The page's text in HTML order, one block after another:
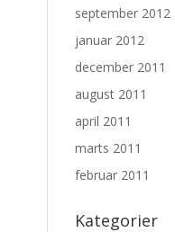
september 2012
januar 2012
december 2011
august 2011
april 2011
marts 2011
februar 2011
Kategorier